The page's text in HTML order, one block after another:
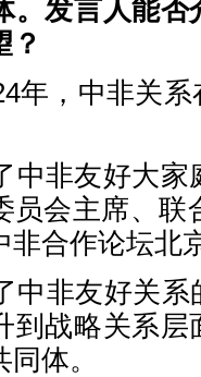
。发言人能
？
年，中非关
中非友好大
员会主席、
非合作论坛北
中非友好关
到战略关系
体。